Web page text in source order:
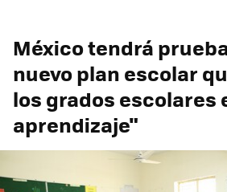
México tendrá
nuevo plan escolar
los grados escolares
aprendizaje"